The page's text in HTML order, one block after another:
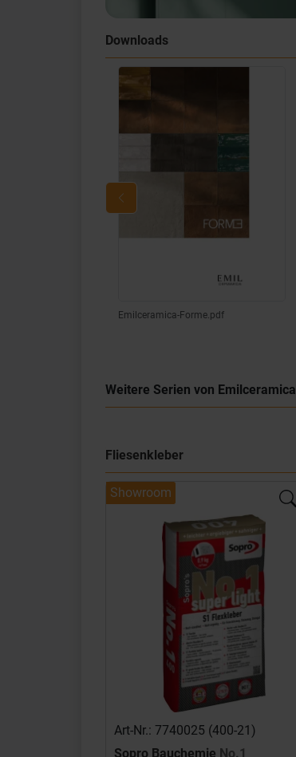
Downloads
Emilceramica-Forme.pdf
Weitere Serien von Emilceramica
Fliesenkleber
Showroom
Art-Nr.: 7740025 (400-21)
Sopro Bauchemie No.1